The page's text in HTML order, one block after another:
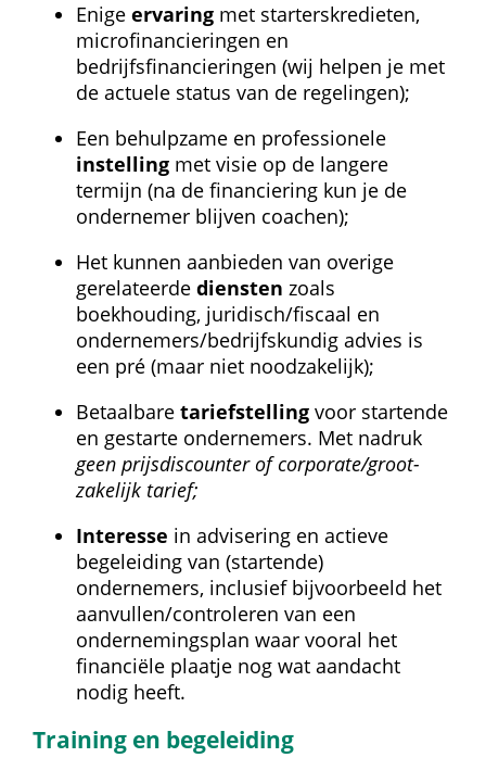
Enige ervaring met starterskredieten,
microfinancieringen en
bedrijfsfinancieringen (wij helpen je met
de actuele status van de regelingen);
Een behulpzame en professionele
instelling met visie op de langere
termijn (na de financiering kun je de
ondernemer blijven coachen);
Het kunnen aanbieden van overige
gerelateerde diensten zoals
boekhouding, juridisch/fiscaal en
ondernemers/bedrijfskundig advies is
een pré (maar niet noodzakelijk);
Betaalbare tariefstelling voor startende
en gestarte ondernemers. Met nadruk
geen prijsdiscounter of corporate/groot-
zakelijk tarief;
Interesse in advisering en actieve
begeleiding van (startende)
ondernemers, inclusief bijvoorbeeld het
aanvullen/controleren van een
ondernemingsplan waar vooral het
financiële plaatje nog wat aandacht
nodig heeft.
Training en begeleiding